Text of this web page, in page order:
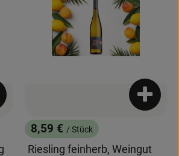
zum Warenkorb hinzufügen
, Preis:
8,59 € / Stück
Riesling feinherb, Weingut